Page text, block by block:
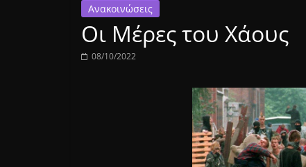
ραδιόφωνο
1431AM
Ανακοινώσεις
Οι Μέρες του Χάους
08/10/2022